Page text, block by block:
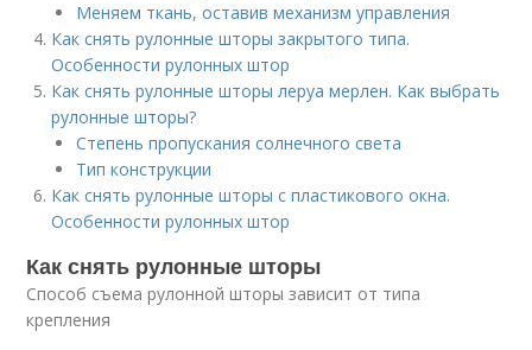
Меняем ткань, оставив механизм управления
Как снять рулонные шторы закрытого типа.
Особенности рулонных штор
Как снять рулонные шторы леруа мерлен. Как выбрать
рулонные шторы?
Степень пропускания солнечного света
Тип конструкции
Как снять рулонные шторы с пластикового окна.
Особенности рулонных штор
Как снять рулонные шторы
Способ съема рулонной шторы зависит от типа
крепления